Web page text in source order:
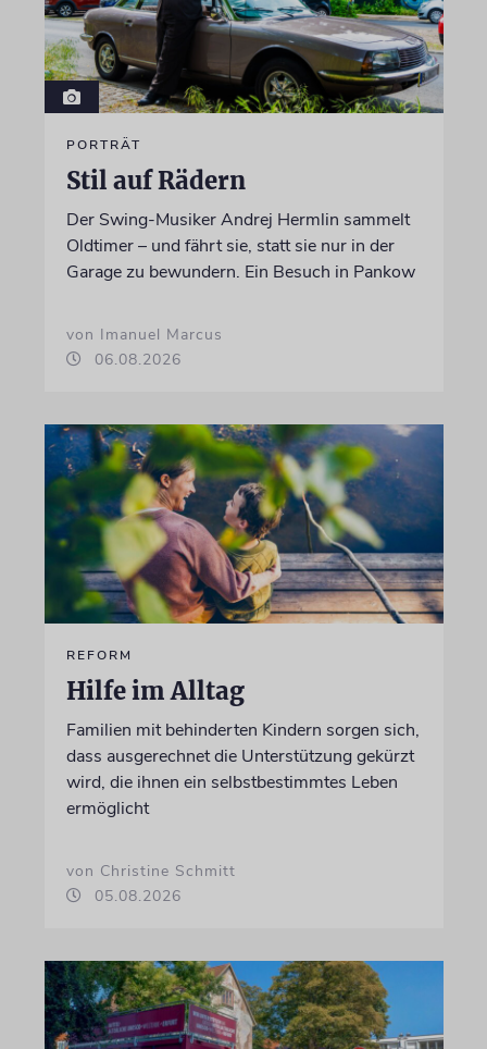
PORTRÄT
Stil auf Rädern
Der Swing-Musiker Andrej Hermlin sammelt
Oldtimer – und fährt sie, statt sie nur in der
Garage zu bewundern. Ein Besuch in Pankow
von Imanuel Marcus
06.08.2026
REFORM
Hilfe im Alltag
Familien mit behinderten Kindern sorgen sich,
dass ausgerechnet die Unterstützung gekürzt
wird, die ihnen ein selbstbestimmtes Leben
ermöglicht
von Christine Schmitt
05.08.2026